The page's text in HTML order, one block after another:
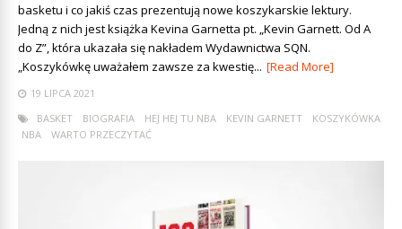
basketu i co jakiś czas prezentują nowe koszykarskie lektury.
Jedną z nich jest książka Kevina Garnetta pt. „Kevin Garnett. Od A
do Z”, która ukazała się nakładem Wydawnictwa SQN.
„Koszykówkę uważałem zawsze za kwestię... [Read More]
19 LIPCA 2021
BASKET
BIOGRAFIA HEJ HEJ TU NBA KEVIN GARNETT
KOSZYKÓWKA
NBA
WARTO PRZECZYTAĆ